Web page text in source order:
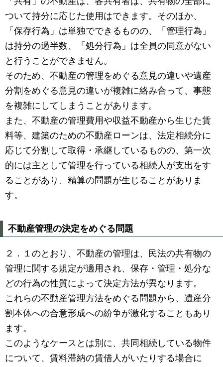
ついて持分に応じた使用はできます。そのほか、
「保存行為」は単独でできるものの、「管理行為」
は持分の過半数、「処分行為」は全員の同意がない
と行うことができません。
そのため、不動産の管理をめぐる意見の違いや遺産
分割をめぐる意見の違いが複雑に絡み合って、事態
を複雑にしてしまうことがあります。
また、不動産の管理費用や収益不動産から生じた賃
料等、建築のための不動産ローンは、法定相続分に
応じて分割して取得・承継しているものの、第一次
的には主として管理を行っている相続人が支出をす
ることがあり、精算の問題が生じることがありま
す。
不動産管理の決定をめぐる問題
２．１のとおり、不動産の管理は、民法の共有物の
管理に関する規定が適用され、保存・管理・処分な
どの行為の性質によって決定方法が異なります。
これらの不動産管理方法をめぐる問題から、遺産分
割本体への合意形成への紛争が激化することもあり
ます。
このようなケースとは別に、共同相続している物件
について、賃料滞納の賃借人がいたりする場合に